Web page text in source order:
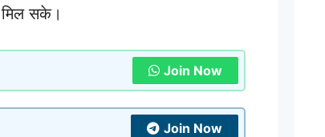
सके।
Join Now
Join Now